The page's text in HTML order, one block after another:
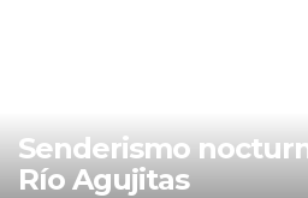
Senderismo nocturno por la finca
Río Agujitas